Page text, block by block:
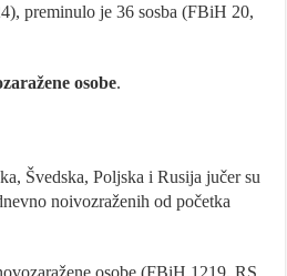
preminulo je 36 sosba (FBiH 20,
osobe.
Švedska, Poljska i Rusija jučer su
noivozraženih od početka
osobe (FBiH 1219, RS